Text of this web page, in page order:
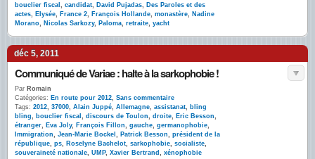
bouclier fiscal , candidat, David Pujadas, Des Paroles et des
actes, Elysée, France 2, François Hollande, monastère, Nadine
Morano, Nicolas Sarkozy, Paloma, retraite, yacht
déc 5, 2011
Communiqué de Variae : halte à la sarkophobie !
Par Romain
Catégories: En route pour 2012, Sans commentaire
Tags: 2012, 37000, Alain Juppé, Allemagne, assistanat, bling
bling, bouclier fiscal , discours de Toulon, droite, Eric Besson,
étranger, Eva Joly, François Fillon, gauche, germanophobie,
Immigration, Jean-Marie Bockel , Patrick Besson, président de la
république, ps, Roselyne Bachelot, sarkophobie, socialiste,
souveraineté nationale, UMP, Xavier Bertrand , xénophobie